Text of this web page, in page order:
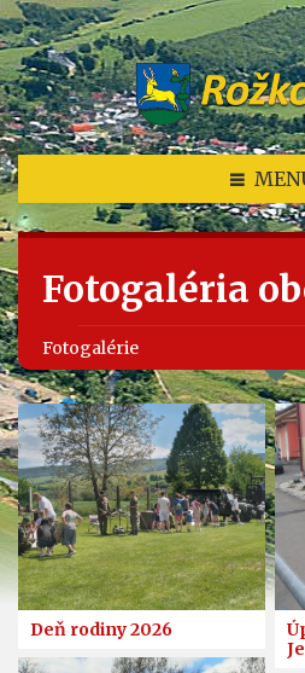
Fotogaléria
Fotogalérie
Deň rodiny 2026